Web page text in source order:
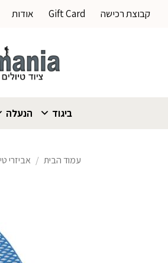
קבוצת רכישה Gift Card אודות
ביגוד הנעלה
עמוד הבית / אביזרי